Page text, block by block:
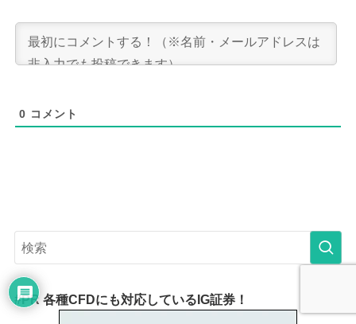
0 コメント
#PR 各種CFDにも対応しているIG証券！